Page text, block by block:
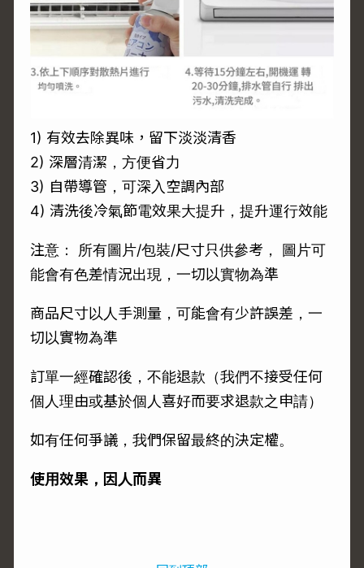
1) 有效去除異味，留下淡淡清香
2) 深層清潔，方便省力
3) 自帶導管，可深入空調內部
4) 清洗後冷氣節電效果大提升，提升運行效能
注意： 所有圖片/包裝/尺寸只供參考， 圖片可
能會有色差情況出現，一切以實物為準
商品尺寸以人手測量，可能會有少許誤差，一
切以實物為準
訂單一經確認後，不能退款（我們不接受任何
個人理由或基於個人喜好而要求退款之申請）
如有任何爭議，我們保留最終的決定權。
使用效果，因人而異